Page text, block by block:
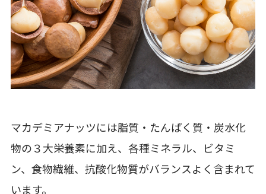
マカデミアナッツには脂質・たんぱく質・炭水化
物の３大栄養素に加え、各種ミネラル、ビタミ
ン、食物繊維、抗酸化物質がバランスよく含まれて